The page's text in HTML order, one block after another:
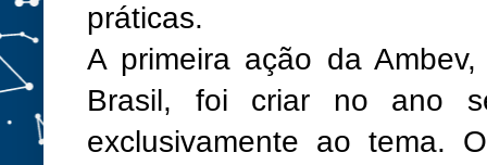
práticas.
A primeira ação da
Brasil, foi criar no ano
exclusivamente ao tema.